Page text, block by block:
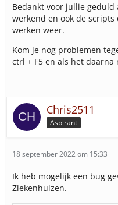
Bedankt voor jullie geduld
werkend en ook de scripts
werken weer.
Kom je nog problemen
ctrl + F5 en als het
Chris2511
Aspirant
18 september 2022 om 15:33
Ik heb mogelijk een bug
Ziekenhuizen.